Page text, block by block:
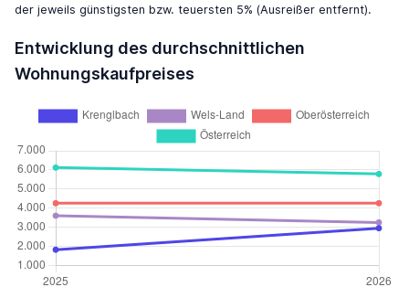
der jeweils günstigsten bzw. teuersten 5% (Ausreißer entfernt).
Entwicklung des durchschnittlichen
Wohnungskaufpreises